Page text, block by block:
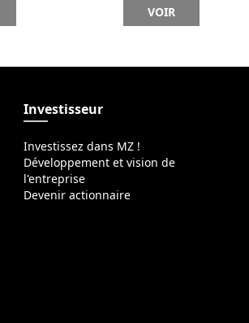
VOIR
Investisseur
Investissez dans MZ !
Développement et vision de
l'entreprise
Devenir actionnaire